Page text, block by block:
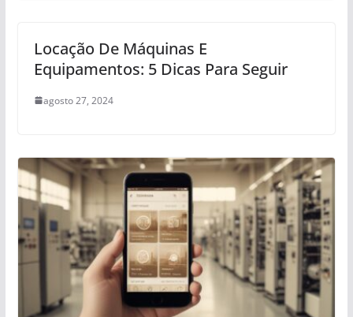
Locação De Máquinas E
Equipamentos: 5 Dicas Para Seguir
agosto 27, 2024